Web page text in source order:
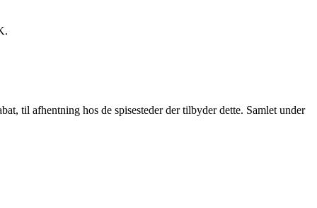
til afhentning hos de spisesteder der tilbyder dette. Samlet under